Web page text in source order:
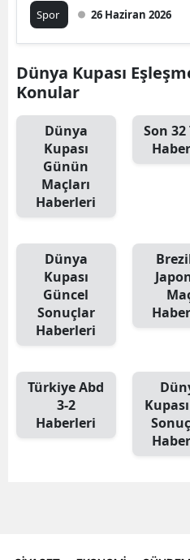
Spor 26 Haziran 2026
Dünya Kupası
Konular
Dünya
Kupası
Günün
Maçları
Haberleri
Son
Dünya
Kupası
Güncel
Sonuçlar
Haberleri
Türkiye Abd
3-2
Haberleri